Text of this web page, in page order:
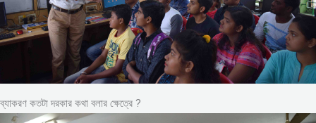
ব্যাকরণ কতটা দরকার কথা বলার ক্ষেত্রে ?